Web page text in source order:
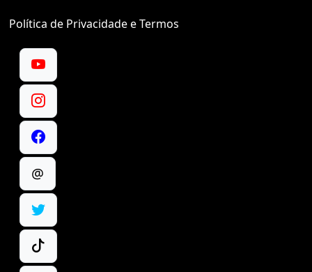
Política de Privacidade e Termos
@